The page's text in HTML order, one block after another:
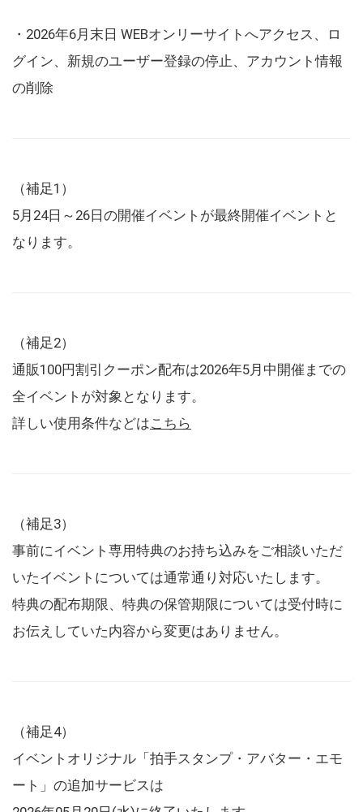
・2026年6月末日 WEBオンリーサイトへアクセス、ロ
グイン、新規のユーザー登録の停止、アカウント情報
の削除
（補足1）
5月24日～26日の開催イベントが最終開催イベントと
なります。
（補足2）
通販100円割引クーポン配布は2026年5月中開催までの
全イベントが対象となります。
詳しい使用条件などはこちら
（補足3）
事前にイベント専用特典のお持ち込みをご相談いただ
いたイベントについては通常通り対応いたします。
特典の配布期限、特典の保管期限については受付時に
お伝えしていた内容から変更はありません。
（補足4）
イベントオリジナル「拍手スタンプ・アバター・エモ
ート」の追加サービスは